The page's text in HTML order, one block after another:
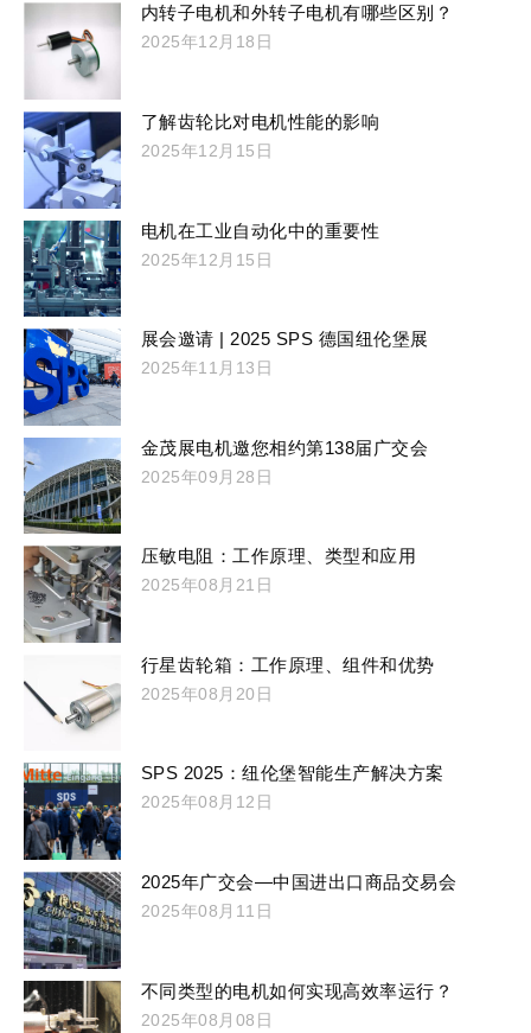
内转子电机和外转子电机有哪些区别？
2025年12月18日
了解齿轮比对电机性能的影响
2025年12月15日
电机在工业自动化中的重要性
2025年12月15日
展会邀请 | 2025 SPS 德国纽伦堡展
2025年11月13日
金茂展电机邀您相约第138届广交会
2025年09月28日
压敏电阻：工作原理、类型和应用
2025年08月21日
行星齿轮箱：工作原理、组件和优势
2025年08月20日
SPS 2025：纽伦堡智能生产解决方案
2025年08月12日
2025年广交会—中国进出口商品交易会
2025年08月11日
不同类型的电机如何实现高效率运行？
2025年08月08日